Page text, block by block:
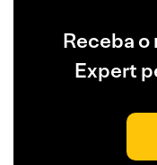
Receba
Expert